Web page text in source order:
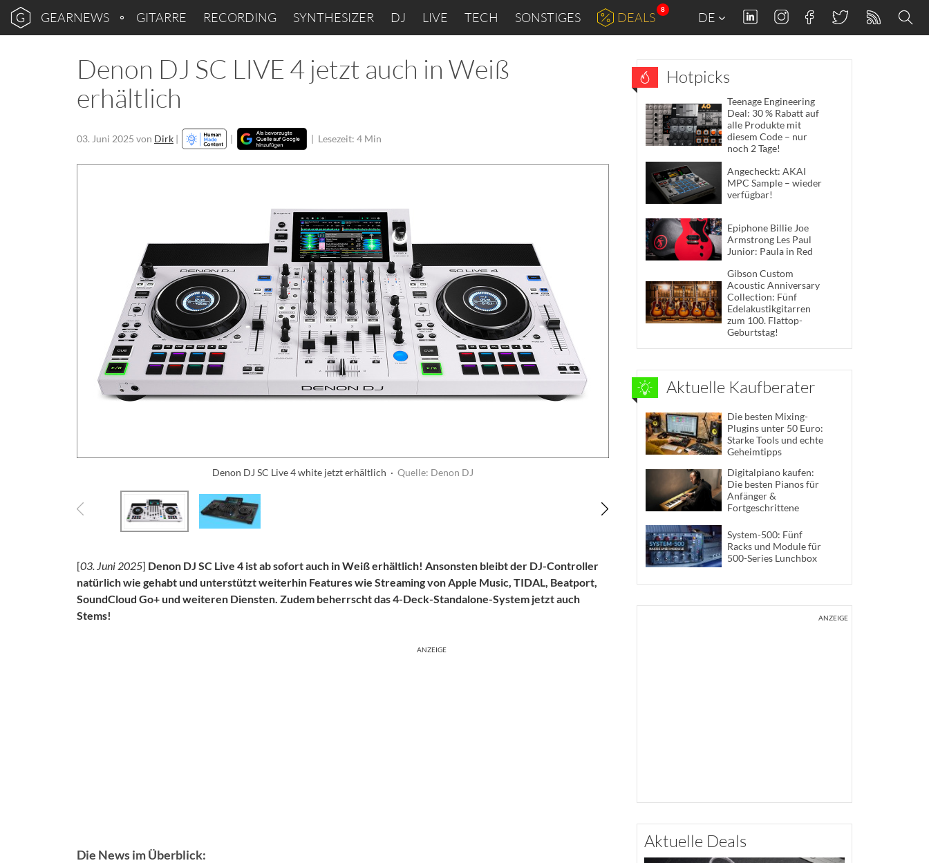
GEARNEWS GITARRE RECORDING SYNTHESIZER DJ LIVE TECH SONSTIGES DEALS
8
DE
Denon DJ SC LIVE 4 jetzt auch in Weiß
erhältlich
03. Juni 2025 von Dirk | | | Lesezeit: 4 Min
Denon DJ SC Live 4 white jetzt erhältlich · Quelle: Denon DJ
[03. Juni 2025] Denon DJ SC Live 4 ist ab sofort auch in Weiß erhältlich! Ansonsten bleibt der DJ-Controller
natürlich wie gehabt und unterstützt weiterhin Features wie Streaming von Apple Music, TIDAL, Beatport,
SoundCloud Go+ und weiteren Diensten. Zudem beherrscht das 4-Deck-Standalone-System jetzt auch
Stems!
ANZEIGE
Die News im Überblick:
Hotpicks
Teenage Engineering
Deal: 30 % Rabatt auf
alle Produkte mit
diesem Code – nur
noch 2 Tage!
Angecheckt: AKAI
MPC Sample – wieder
verfügbar!
Epiphone Billie Joe
Armstrong Les Paul
Junior: Paula in Red
Gibson Custom
Acoustic Anniversary
Collection: Fünf
Edelakustikgitarren
zum 100. Flattop-
Geburtstag!
Aktuelle Kaufberater
Die besten Mixing-
Plugins unter 50 Euro:
Starke Tools und echte
Geheimtipps
Digitalpiano kaufen:
Die besten Pianos für
Anfänger &
Fortgeschrittene
System-500: Fünf
Racks und Module für
500-Series Lunchbox
ANZEIGE
Aktuelle Deals